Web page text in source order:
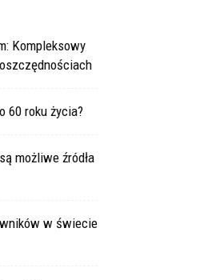
Kompleksowy
60 roku życia?
możliwe źródła
w świecie